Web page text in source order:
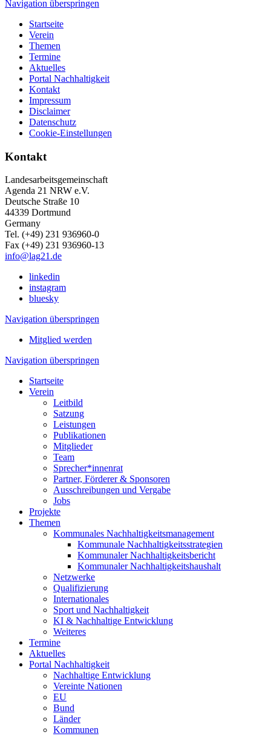
Navigation überspringen
Startseite
Verein
Themen
Termine
Aktuelles
Portal Nachhaltigkeit
Kontakt
Impressum
Disclaimer
Datenschutz
Cookie-Einstellungen
Kontakt
Landesarbeitsgemeinschaft
Agenda 21 NRW e.V.
Deutsche Straße 10
44339 Dortmund
Germany
Tel. (+49) 231 936960-0
Fax (+49) 231 936960-13
info@lag21.de
linkedin
instagram
bluesky
Navigation überspringen
Mitglied werden
Navigation überspringen
Startseite
Verein
Leitbild
Satzung
Leistungen
Publikationen
Mitglieder
Team
Sprecher*innenrat
Partner, Förderer & Sponsoren
Ausschreibungen und Vergabe
Jobs
Projekte
Themen
Kommunales Nachhaltigkeitsmanagement
Kommunale Nachhaltigkeitsstrategien
Kommunaler Nachhaltigkeitsbericht
Kommunaler Nachhaltigkeitshaushalt
Netzwerke
Qualifizierung
Internationales
Sport und Nachhaltigkeit
KI & Nachhaltige Entwicklung
Weiteres
Termine
Aktuelles
Portal Nachhaltigkeit
Nachhaltige Entwicklung
Vereinte Nationen
EU
Bund
Länder
Kommunen